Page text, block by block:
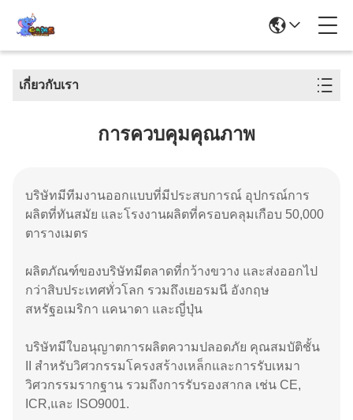
เกี่ยวกับเรา
การควบคุมคุณภาพ
บริษัทมีทีมงานออกแบบที่มีประสบการณ์ อุปกรณ์การ
ผลิตที่ทันสมัย และโรงงานผลิตที่ครอบคลุมเกือบ 50,000
ตารางเมตร
ผลิตภัณฑ์ของบริษัทมีตลาดที่กว้างขวาง และส่งออกไป
กว่าสิบประเทศทั่วโลก รวมถึงเยอรมนี อังกฤษ
สหรัฐอเมริกา แคนาดา และญี่ปุ่น
บริษัทมีใบอนุญาตการผลิตความปลอดภัย คุณสมบัติชั้น
II สําหรับวิศวกรรมโครงสร้างเหล็กและการรับเหมา
วิศวกรรมรากฐาน รวมถึงการรับรองสากล เช่น CE,
ICR,และ ISO9001.